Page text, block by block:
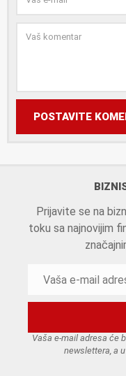
POSTAVITE
Prijavite se na
toku sa najnovijim
Vaša e-mail adresa će
newslettera, a